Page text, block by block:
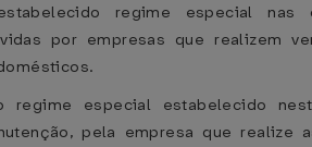
regime especial nas
por empresas que realizem
especial estabelecido
pela empresa que realize